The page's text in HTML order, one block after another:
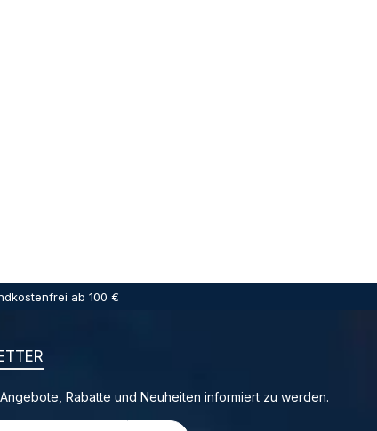
ab 100 €
Rabatte und Neuheiten informiert zu werden.